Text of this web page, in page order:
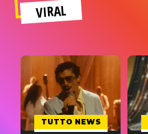
VIRAL
TUTTO NEWS